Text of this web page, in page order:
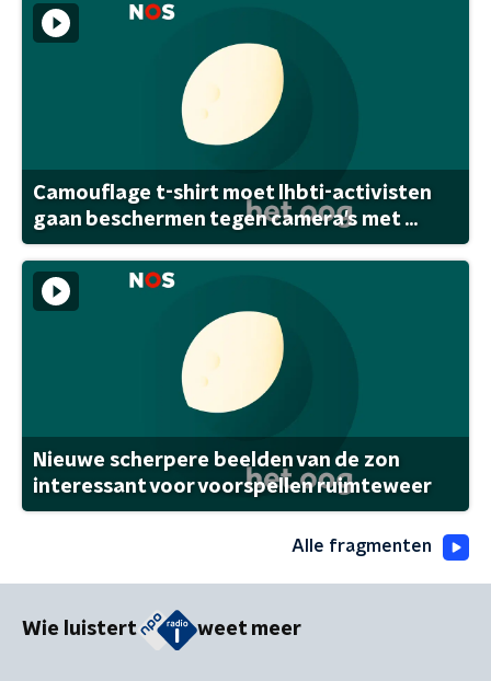
Camouflage t-shirt moet lhbti-activisten
gaan beschermen tegen camera's met ...
Nieuwe scherpere beelden van de zon
interessant voor voorspellen ruimteweer
Alle fragmenten
Wie luistert weet meer